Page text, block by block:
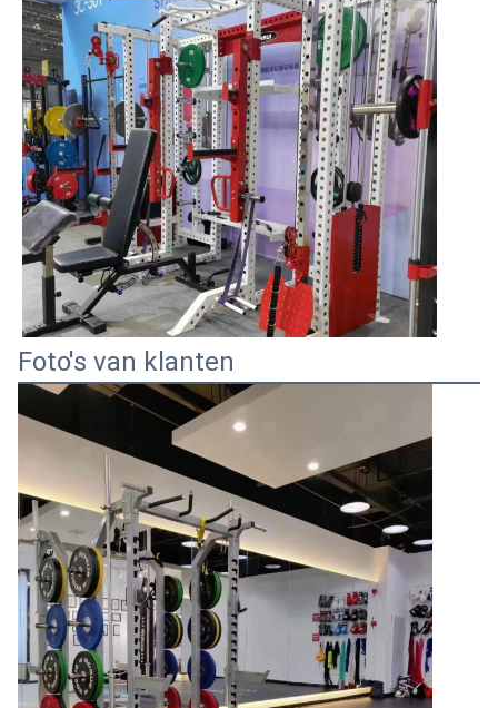
Foto's van klanten